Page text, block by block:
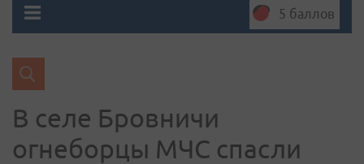
5 баллов
В селе Бровничи
огнеборцы МЧС спасли